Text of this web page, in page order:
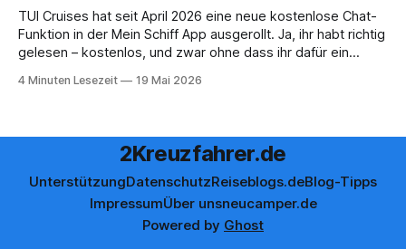
TUI Cruises hat seit April 2026 eine neue kostenlose Chat-
Funktion in der Mein Schiff App ausgerollt. Ja, ihr habt richtig
gelesen – kostenlos, und zwar ohne dass ihr dafür ein
bisschen kritisch, wenn neue App-Features angekündigt
4 Minuten Lesezeit 19 Mai 2026
2Kreuzfahrer.de
UnterstützungDatenschutzReiseblogs.deBlog-Tipps
ImpressumÜber unsneucamper.de
Powered by Ghost